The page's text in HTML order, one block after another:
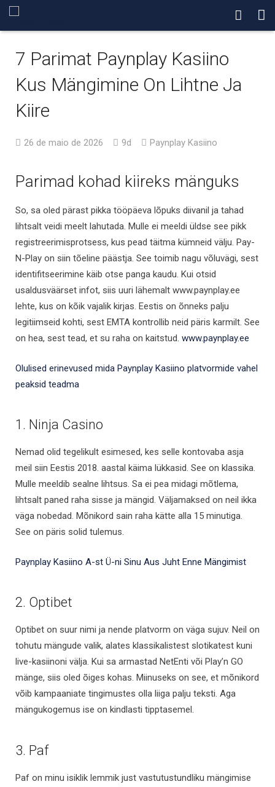
Blog
7 Parimat Paynplay Kasiino
Kus Mängimine On Lihtne Ja
Kiire
26 de maio de 2026 9d Paynplay Kasiino
Parimad kohad kiireks mänguks
So, sa oled pärast pikka tööpäeva lõpuks diivanil ja tahad
lihtsalt veidi meelt lahutada. Mulle ei meeldi üldse see pikk
registreerimisprotsess, kus pead täitma kümneid välju. Pay-
N-Play on siin tõeline päästja. See toimib nagu võluvägi, sest
identifitseerimine käib otse panga kaudu. Kui otsid
usaldusväärset infot, siis uuri lähemalt www.paynplay.ee
lehte, kus on kõik vajalik kirjas. Eestis on õnneks palju
legitiimseid kohti, sest EMTA kontrollib neid päris karmilt. See
on hea, sest tead, et su raha on kaitstud. www.paynplay.ee
Olulised erinevused mida Paynplay Kasiino platvormide vahel
peaksid teadma
1. Ninja Casino
Nemad olid tegelikult esimesed, kes selle kontovaba asja
meil siin Eestis 2018. aastal käima lükkasid. See on klassika.
Mulle meeldib sealne lihtsus. Sa ei pea midagi mõtlema,
lihtsalt paned raha sisse ja mängid. Väljamaksed on neil ikka
väga nobedad. Mõnikord sain raha kätte alla 15 minutiga.
See on päris solid tulemus.
Paynplay Kasiino A-st Ü-ni Sinu Aus Juht Enne Mängimist
2. Optibet
Optibet on suur nimi ja nende platvorm on väga sujuv. Neil on
tohutu mängude valik, alates klassikalistest slotikatest kuni
live-kasiinoni välja. Kui sa armastad NetEnti või Play’n GO
mänge, siis oled õiges kohas. Miinuseks on see, et mõnikord
võib kampaaniate tingimustes olla liiga palju teksti. Aga
mängukogemus ise on kindlasti tipptasemel.
3. Paf
Paf on minu isiklik lemmik just vastutustundliku mängimise